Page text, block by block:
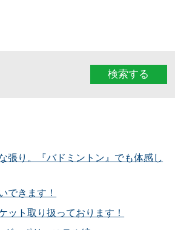
検索する
張り。『バドミントン』でも体感し
できます！
ット取り扱っております！